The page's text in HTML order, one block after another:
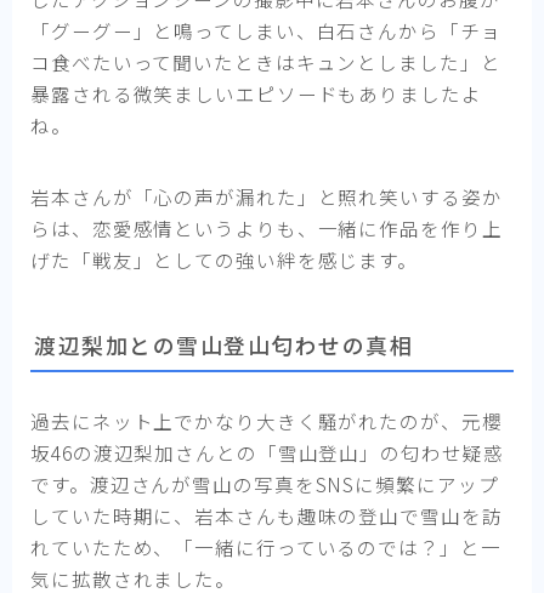
「グーグー」と鳴ってしまい、白石さんから「チョ
コ食べたいって聞いたときはキュンとしました」と
暴露される微笑ましいエピソードもありましたよ
ね。
岩本さんが「心の声が漏れた」と照れ笑いする姿か
らは、恋愛感情というよりも、一緒に作品を作り上
げた「戦友」としての強い絆を感じます。
渡辺梨加との雪山登山匂わせの真相
過去にネット上でかなり大きく騒がれたのが、元櫻
坂46の渡辺梨加さんとの「雪山登山」の匂わせ疑惑
です。渡辺さんが雪山の写真をSNSに頻繁にアップ
していた時期に、岩本さんも趣味の登山で雪山を訪
れていたため、「一緒に行っているのでは？」と一
気に拡散されました。